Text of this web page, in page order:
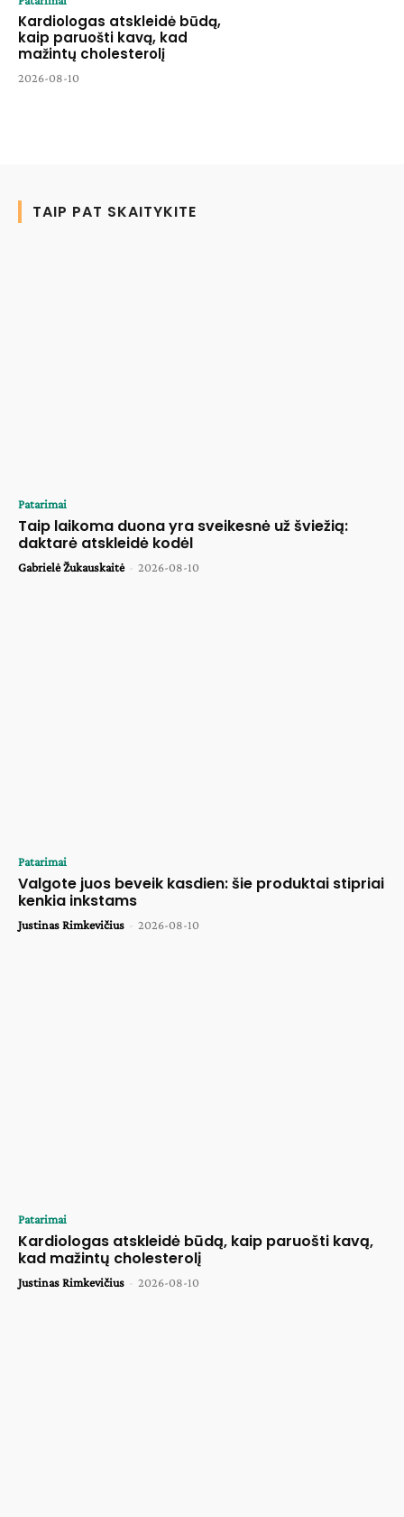
Kardiologas atskleidė būdą,
kaip paruošti kavą, kad
mažintų cholesterolį
2026-08-10
TAIP PAT SKAITYKITE
Patarimai
Taip laikoma duona yra sveikesnė už šviežią:
daktarė atskleidė kodėl
Gabrielė Žukauskaitė - 2026-08-10
Patarimai
Valgote juos beveik kasdien: šie produktai stipriai
kenkia inkstams
Justinas Rimkevičius - 2026-08-10
Patarimai
Kardiologas atskleidė būdą, kaip paruošti kavą,
kad mažintų cholesterolį
Justinas Rimkevičius - 2026-08-10